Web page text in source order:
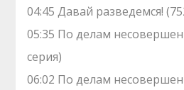
04:45 Давай рaзвeдемся!
05:35 По делам
серия)
06:02 По делам